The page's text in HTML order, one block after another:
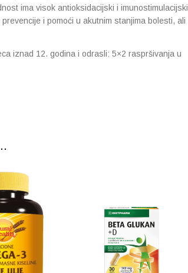
ima visok antioksidacijski i imunostimulacijski
i pomoći u akutnim stanjima bolesti, ali
iznad 12. godina i odrasli: 5×2 raspršivanja u